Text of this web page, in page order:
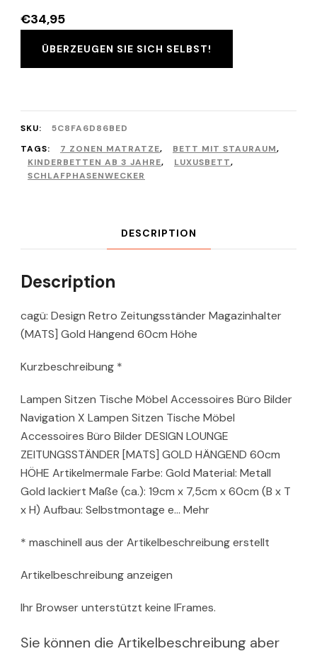
€34,95
ÜBERZEUGEN SIE SICH SELBST!
SKU:
5C8FA6D86BED
TAGS:
7 ZONEN MATRATZE, BETT MIT STAURAUM,
KINDERBETTEN AB 3 JAHRE, LUXUSBETT,
SCHLAFPHASENWECKER
DESCRIPTION
Description
cagü: Design Retro Zeitungsständer Magazinhalter
(MATS] Gold Hängend 60cm Höhe
Kurzbeschreibung *
Lampen Sitzen Tische Möbel Accessoires Büro Bilder
Navigation X Lampen Sitzen Tische Möbel
Accessoires Büro Bilder DESIGN LOUNGE
ZEITUNGSSTÄNDER [MATS] GOLD HÄNGEND 60cm
HÖHE Artikelmermale Farbe: Gold Material: Metall
Gold lackiert Maße (ca.): 19cm x 7,5cm x 60cm (B x T
x H) Aufbau: Selbstmontage e… Mehr
* maschinell aus der Artikelbeschreibung erstellt
Artikelbeschreibung anzeigen
Ihr Browser unterstützt keine IFrames.
Sie können die Artikelbeschreibung aber